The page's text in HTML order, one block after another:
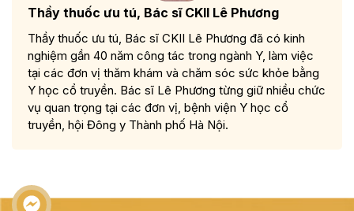
Thầy thuốc ưu tú, Bác sĩ CKII Lê Phương
Thầy thuốc ưu tú, Bác sĩ CKII Lê Phương đã có kinh
nghiệm gần 40 năm công tác trong ngành Y, làm việc
tại các đơn vị thăm khám và chăm sóc sức khỏe bằng
Y học cổ truyền. Bác sĩ Lê Phương từng giữ nhiều chức
vụ quan trọng tại các đơn vị, bệnh viện Y học cổ
truyền, hội Đông y Thành phố Hà Nội.